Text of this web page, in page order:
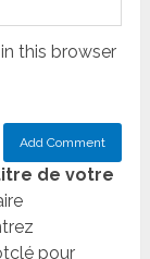
this browser
de votre
pour